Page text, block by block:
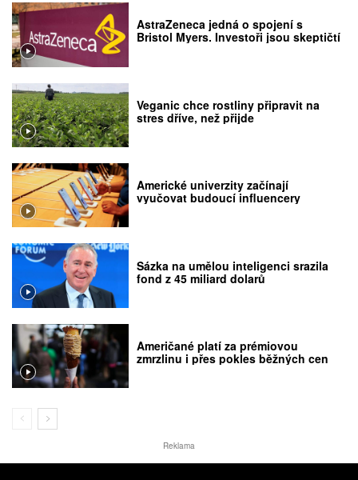
AstraZeneca jedná o spojení s
Bristol Myers. Investoři jsou skeptičtí
Veganic chce rostliny připravit na
stres dříve, než přijde
Americké univerzity začínají
vyučovat budoucí influencery
Sázka na umělou inteligenci srazila
fond z 45 miliard dolarů
Američané platí za prémiovou
zmrzlinu i přes pokles běžných cen
Reklama